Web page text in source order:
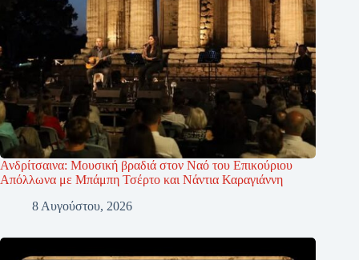
Ανδρίτσαινα: Μουσική βραδιά στον Ναό του Επικούριου
Απόλλωνα με Μπάμπη Τσέρτο και Νάντια Καραγιάννη
8 Αυγούστου, 2026